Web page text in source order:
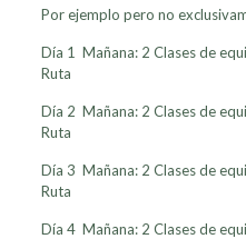
Por ejemplo pero no
Día 1 Mañana: 2 Clases de
Ruta
Día 2 Mañana: 2 Clases de
Ruta
Día 3 Mañana: 2 Clases de
Ruta
Día 4 Mañana: 2 Clases de